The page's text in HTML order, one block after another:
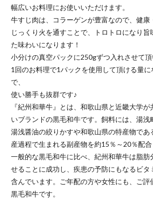
幅広いお料理にお使いいただけます。
牛すじ肉は、コラーゲンが豊富なので、健康
じっくり火を通すことで、トロトロになり
た味わいになります！
小分けの真空パックに250gずつ入れさせて頂
1回のお料理で1パックを使用して頂ける量
で、
使い勝手も抜群です♪
『紀州和華牛』とは、和歌山県と近畿大学が
いブランドの黒毛和牛です。飼料には、湯浅
湯浅醤油の絞りかすや和歌山県の特産物であ
産過程で生まれる副産物を約15％～20％配合
一般的な黒毛和牛に比べ、紀州和華牛は脂肪
せることに成功し、疾患の予防にもなるビタ
含んでいます。ご年配の方や女性にも、ご評
黒毛和牛です。